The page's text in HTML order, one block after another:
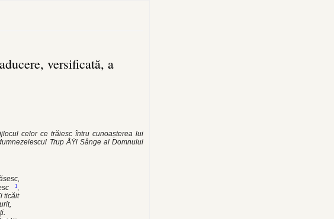
versificată, a
celor ce trăiesc întru cunoașterea lui
Trup ÅŸi Sânge al Domnului
1,
ticăit